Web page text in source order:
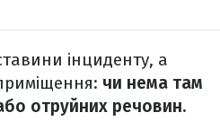
інциденту, а
чи нема там
отруйних речовин.